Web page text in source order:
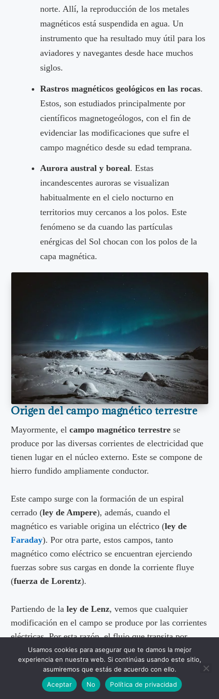
norte. Allí, la reproducción de los metales
magnéticos está suspendida en agua. Un
instrumento que ha resultado muy útil para los
aviadores y navegantes desde hace muchos
siglos.
Rastros magnéticos geológicos en las rocas.
Estos, son estudiados principalmente por
científicos magnetogeólogos, con el fin de
evidenciar las modificaciones que sufre el
campo magnético desde su edad temprana.
Aurora austral y boreal. Estas
incandescentes auroras se visualizan
habitualmente en el cielo nocturno en
territorios muy cercanos a los polos. Este
fenómeno se da cuando las partículas
enérgicas del Sol chocan con los polos de la
capa magnética.
Origen del campo magnético terrestre
Mayormente, elcampo magnético terrestre se
produce por las diversas corrientes de electricidad que
tienen lugar en el núcleo externo. Este se compone de
hierro fundido ampliamente conductor.
Este campo surge con la formación de un espiral
cerrado (ley de Ampere), además, cuando el
magnético es variable origina un eléctrico (ley de
Faraday). Por otra parte, estos campos, tanto
magnético como eléctrico se encuentran ejerciendo
fuerzas sobre sus cargas en donde la corriente fluye
(fuerza de Lorentz).
Partiendo de laley de Lenz, vemos que cualquier
modificación en el campo se produce por las corrientes
eléctricas. Por esta razón, el flujo que transita por
medio de un volumen de fluido no puede ser
cambiado. Cuando un fluido hace un desplazamiento,
el campo magnético, por su parte, se desplazará junto
Usamos cookies para asegurar que te damos la mejor
experiencia en nuestra web. Si continúas usando este sitio,
asumiremos que estás de acuerdo con ello.
Aceptar
No Política de privacidad